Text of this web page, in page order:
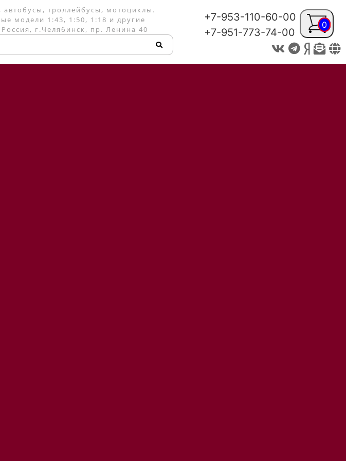
троллейбусы, мотоциклы.
модели 1:43, 1:50, 1:18 и другие
г.Челябинск, пр. Ленина 40
+7-953-110-60-00
+7-951-773-74-00
0